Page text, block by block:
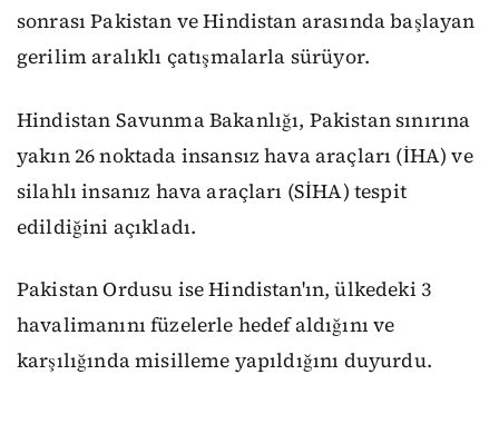
sonrası Pakistan ve Hindistan arasında başlayan
gerilim aralıklı çatışmalarla sürüyor.
Hindistan Savunma Bakanlığı, Pakistan sınırına
yakın 26 noktada insansız hava araçları (İHA) ve
silahlı insanız hava araçları (SİHA) tespit
edildiğini açıkladı.
Pakistan Ordusu ise Hindistan'ın, ülkedeki 3
havalimanını füzelerle hedef aldığını ve
karşılığında misilleme yapıldığını duyurdu.